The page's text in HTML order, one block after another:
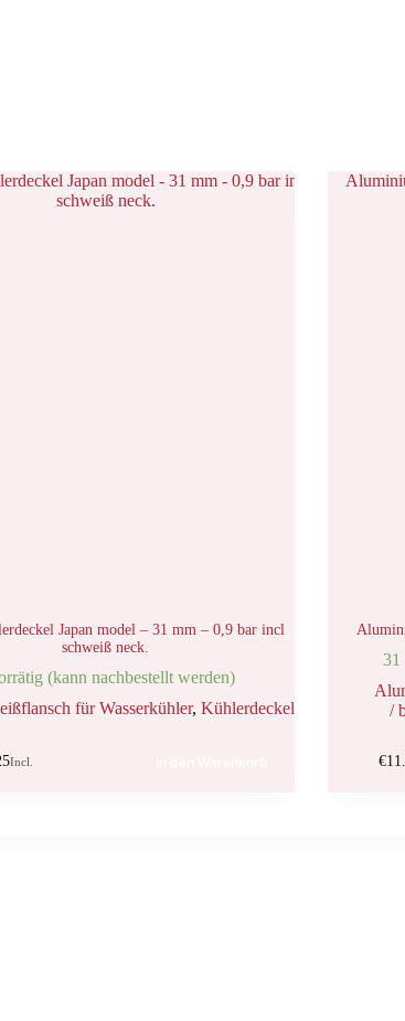
Japan model – 31 mm – 0,9 bar incl
schweiß neck.
(kann nachbestellt werden)
für Wasserkühler,Kühlerdeckel
Incl.
31
/
€